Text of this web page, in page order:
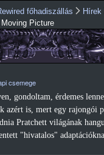
Ugrás a
tartalomra
főhadiszállás Hírek
Picture
csemege
gondoltam, érdemes
azért is, mert egy rajongói
Pratchett világának
"hivatalos"